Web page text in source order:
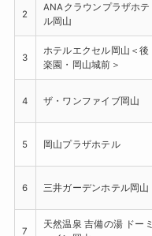
2
ANAクラウンプラザホテ
ル岡山
3
ホテルエクセル岡山＜後
楽園・岡山城前＞
4 ザ・ワンファイブ岡山
5 岡山プラザホテル
6 三井ガーデンホテル岡山
7
天然温泉 吉備の湯 ドーミ